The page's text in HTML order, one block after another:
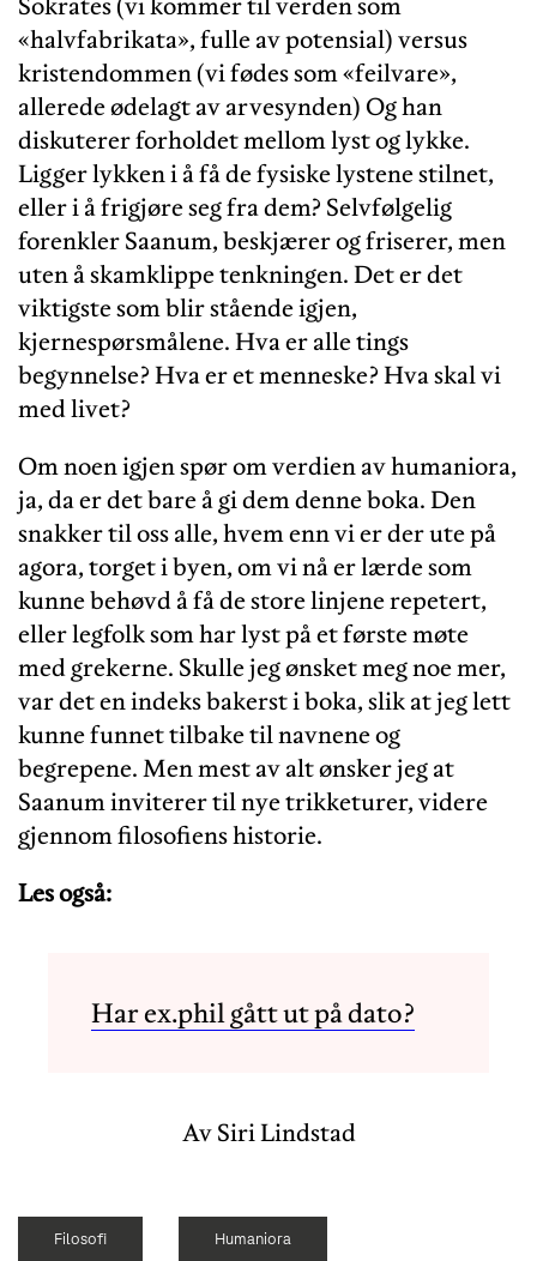
«halvfabrikata», fulle av potensial) versus
kristendommen (vi fødes som «feilvare»,
allerede ødelagt av arvesynden) Og han
diskuterer forholdet mellom lyst og lykke.
Ligger lykken i å få de fysiske lystene stilnet,
eller i å frigjøre seg fra dem? Selvfølgelig
forenkler Saanum, beskjærer og friserer, men
uten å skamklippe tenkningen. Det er det
viktigste som blir stående igjen,
kjernespørsmålene. Hva er alle tings
begynnelse? Hva er et menneske? Hva skal vi
med livet?
Om noen igjen spør om verdien av humaniora,
ja, da er det bare å gi dem denne boka. Den
snakker til oss alle, hvem enn vi er der ute på
agora, torget i byen, om vi nå er lærde som
kunne behøvd å få de store linjene repetert,
eller legfolk som har lyst på et første møte
med grekerne. Skulle jeg ønsket meg noe mer,
var det en indeks bakerst i boka, slik at jeg lett
kunne funnet tilbake til navnene og
begrepene. Men mest av alt ønsker jeg at
Saanum inviterer til nye trikketurer, videre
gjennom filosofiens historie.
Les også:
Har ex.phil gått ut på dato?
Av Siri Lindstad
Filosofi Humaniora